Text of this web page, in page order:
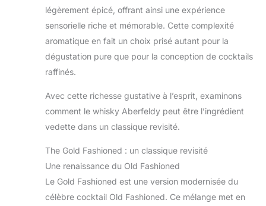
légèrement épicé, offrant ainsi une expérience
sensorielle riche et mémorable. Cette complexité
aromatique en fait un choix prisé autant pour la
dégustation pure que pour la conception de cocktails
raffinés.
Avec cette richesse gustative à l’esprit, examinons
comment le whisky Aberfeldy peut être l’ingrédient
vedette dans un classique revisité.
The Gold Fashioned : un classique revisité
Une renaissance du Old Fashioned
Le Gold Fashioned est une version modernisée du
célèbre cocktail Old Fashioned. Ce mélange met en